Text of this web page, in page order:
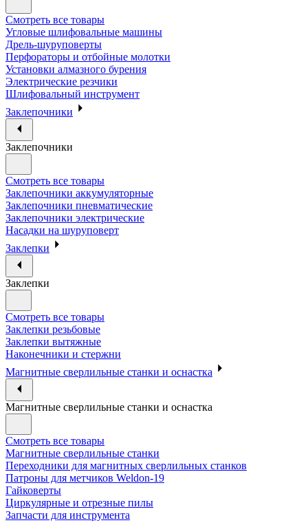
Смотреть все товары
Угловые шлифовальные машины
Дрель-шуруповерты
Перфораторы и отбойные молотки
Установки алмазного бурения
Электрические резчики
Шлифовальный инструмент
Заклепочники
Заклепочники
Смотреть все товары
Заклепочники аккумуляторные
Заклепочники пневматические
Заклепочники электрические
Насадки на шуруповерт
Заклепки
Заклепки
Смотреть все товары
Заклепки резьбовые
Заклепки вытяжные
Наконечники и стержни
Магнитные сверлильные станки и оснастка
Магнитные сверлильные станки и оснастка
Смотреть все товары
Магнитные сверлильные станки
Переходники для магнитных сверлильных станков
Патроны для метчиков Weldon-19
Гайковерты
Циркулярные и отрезные пилы
Запчасти для инструмента